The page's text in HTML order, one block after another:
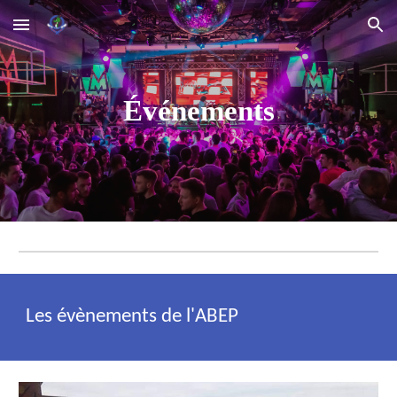
Skip to main content Skip to navigation
Événements
Les évènements de l'ABEP